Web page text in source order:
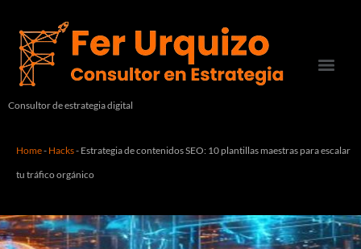
Consultor de estrategia digital
Home- Hacks- Estrategia de contenidos SEO: 10 plantillas maestras para escalar
tu tráfico orgánico